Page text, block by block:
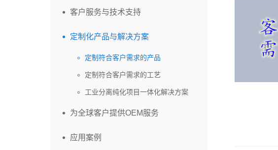
客户服务与技术支持
定制化产品与解决方案
定制符合客户需求的产品
定制符合客户需求的工艺
工业分离纯化项目一体化解决方案
为全球客户提供OEM服务
应用案例